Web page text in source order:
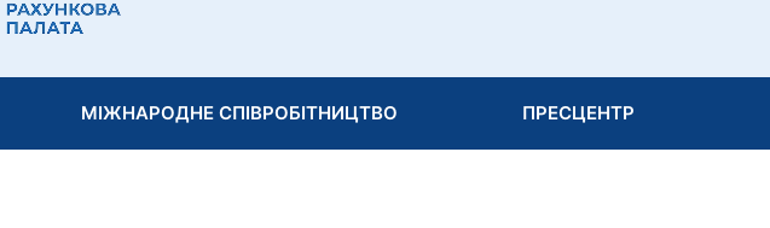
МІЖНАРОДНЕ СПІВРОБІТНИЦТВО ПРЕСЦЕНТР